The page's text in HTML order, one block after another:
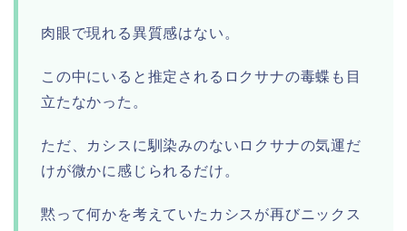
肉眼で現れる異質感はない。
この中にいると推定されるロクサナの毒蝶も目
立たなかった。
ただ、カシスに馴染みのないロクサナの気運だ
けが微かに感じられるだけ。
黙って何かを考えていたカシスが再びニックス